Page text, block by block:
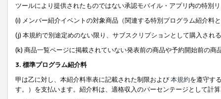
ツールにより提供されたものではない承認モバイル・アプリ内の特別
(i) メンバー紹介イベントの対象商品（関連する特別プログラム紹介料
(j) 本規約で別途定めのない限り、サブスクリプションとして購入され
(k) 商品一覧ページに掲載されていない発表前の商品や予約開始前の商
3. 標準プログラム紹介料
甲は乙に対し、本紹介料率表に記載された制限および本規約を遵守す
す。）を支払います。紹介料は、適格収入のパーセンテージとして計